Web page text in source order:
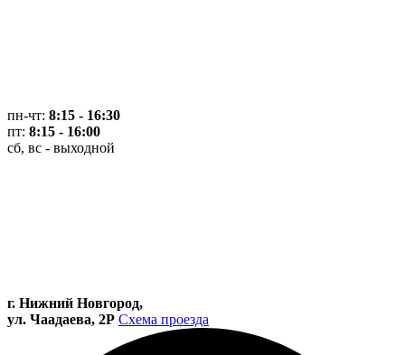
пн-чт: 8:15 - 16:30
пт: 8:15 - 16:00
сб, вс - выходной
г. Нижний Новгород,
ул. Чаадаева, 2Р Схема проезда